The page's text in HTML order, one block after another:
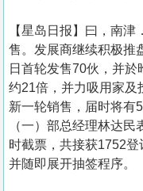
【星岛日报】曰，南
售。发展商继续积极推
日首轮发售70伙，并
约21倍，并力吸用家及
新一轮销售，届时将有
（一）部总经理林达
时截票，共接获1752登
并随即展开抽签程序。